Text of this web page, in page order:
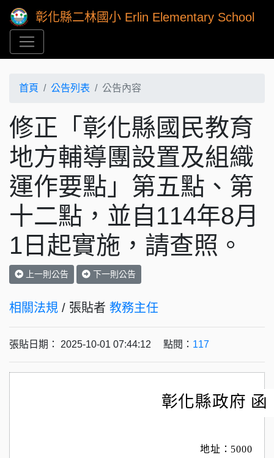
彰化縣二林國小 Erlin Elementary School
首頁 公告列表 公告內容
修正「彰化縣國民教育
地方輔導團設置及組織
運作要點」第五點、第
十二點，並自114年8月
1日起實施，請查照。
上一則公告 下一則公告
相關法規 / 張貼者 教務主任
張貼日期： 2025-10-01 07:44:12 點閱： 117
彰化縣政府 函
地址：5000